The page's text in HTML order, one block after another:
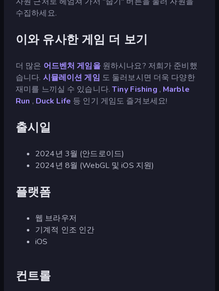
수집하세요.
이와 유사한 게임 더 보기
더 많은 어드벤처 게임을원하시나요? 저희가 준비했
습니다. 시뮬레이션 게임 도 둘러보시면 더욱 다양한
재미를 느끼실 수 있습니다.Tiny Fishing , Marble
Run , Duck Life 등 인기 게임도 즐겨보세요!
출시일
2024년 3월 (안드로이드)
2024년 8월 (WebGL 및 iOS 지원)
플랫폼
웹 브라우저
기계적 인조 인간
iOS
컨트롤